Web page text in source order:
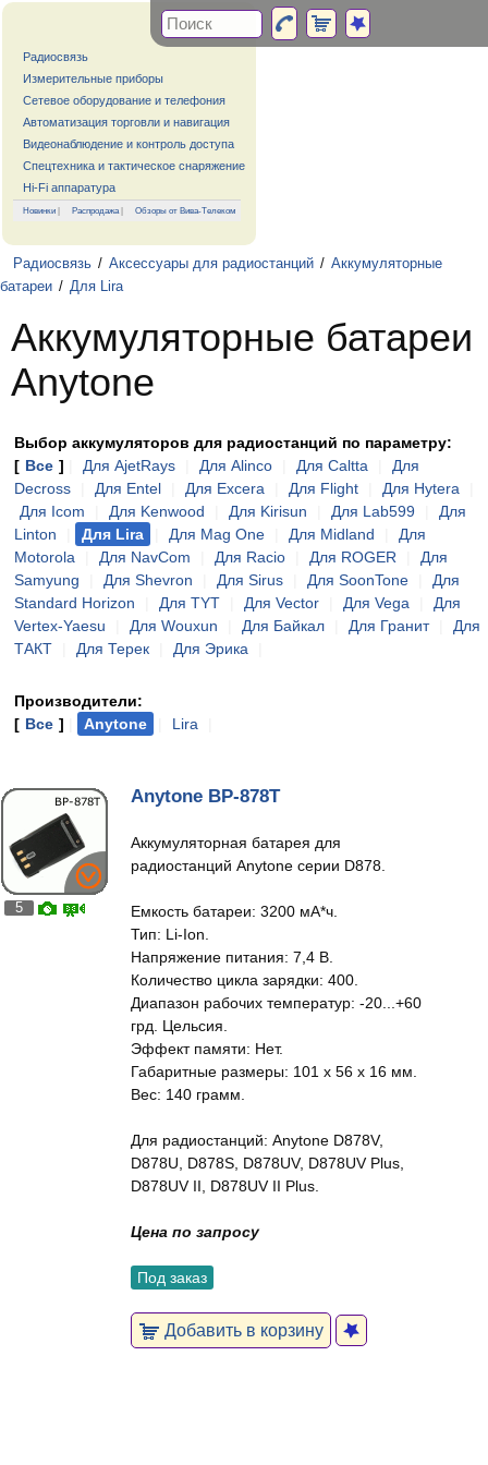
Радиосвязь
Измерительные приборы
Сетевое оборудование и телефония
Автоматизация торговли и навигация
Видеонаблюдение и контроль доступа
Спецтехника и тактическое снаряжение
Hi-Fi аппаратура
Новинки | Распродажа| Обзоры от Вива-Телеком
Радиосвязь / Аксессуары для радиостанций / Аккумуляторные
батареи / Для Lira
Аккумуляторные батареи
Anytone
Выбор аккумуляторов для радиостанций по параметру:
[ Все ] Для AjetRays Для Alinco Для Caltta
Для
Decross
Для Entel Для Excera Для Flight Для Hytera
Для Icom
Для Kenwood Для Kirisun Для Lab599
Для
Linton
Для Lira Для Mag One Для Midland
Для
Motorola
Для NavCom Для Racio Для ROGER
Для
Samyung
Для Shevron Для Sirus Для SoonTone
Для
Standard Horizon
Для TYT Для Vector Для Vega
Для
Vertex-Yaesu
Для Wouxun Для Байкал Для Гранит
Для
ТАКТ
Для Терек Для Эрика
Производители:
[ Все ] Anytone Lira
5
Anytone BP-878T
Аккумуляторная батарея для
радиостанций Anytone серии D878.
Емкость батареи: 3200 мА*ч.
Тип: Li-Ion.
Напряжение питания: 7,4 В.
Количество цикла зарядки: 400.
Диапазон рабочих температур: -20...+60
грд. Цельсия.
Эффект памяти: Нет.
Габаритные размеры: 101 х 56 х 16 мм.
Вес: 140 грамм.
Для радиостанций: Anytone D878V,
D878U, D878S, D878UV, D878UV Plus,
D878UV II, D878UV II Plus.
Цена по запросу
Под заказ
Добавить в корзину